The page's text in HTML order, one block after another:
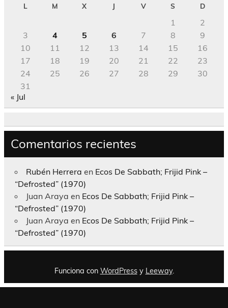
L M X J V S D
1
2
3
4 5 6 7 8
9
10
11 12 13 14 15
16
17
18 19 20 21 22
23
24
25 26 27 28 29
30
31
« Jul
Comentarios recientes
Rubén Herrera en Ecos De Sabbath; Frijid Pink –
“Defrosted” (1970)
Juan Araya en Ecos De Sabbath; Frijid Pink –
“Defrosted” (1970)
Juan Araya en Ecos De Sabbath; Frijid Pink –
“Defrosted” (1970)
Funciona con WordPressy Leeway.